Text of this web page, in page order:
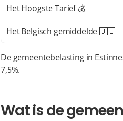
Het Hoogste Tarief 💰
Het Belgisch gemiddelde 🇧🇪
De gemeentebelasting in
7,5%.
Wat is de